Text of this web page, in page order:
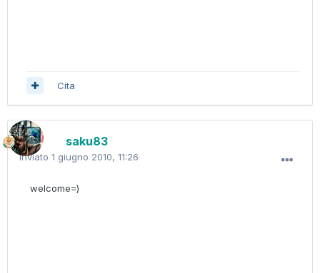
Cita
saku83
Inviato 1 giugno 2010, 11:26
welcome=)